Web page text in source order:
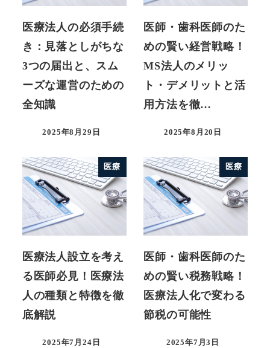
医療法人の必須手続
き：見落としがちな
3つの届出と、スム
ーズな運営のための
全知識
2025年8月29日
医師・歯科医師のた
めの賢い経営戦略！
MS法人のメリッ
ト・デメリットと活
用方法を徹…
2025年8月20日
医療
医療法人設立を考え
る医師必見！医療法
人の種類と特徴を徹
底解説
2025年7月24日
医療
医師・歯科医師のた
めの賢い税務戦略！
医療法人化で変わる
節税の可能性
2025年7月3日